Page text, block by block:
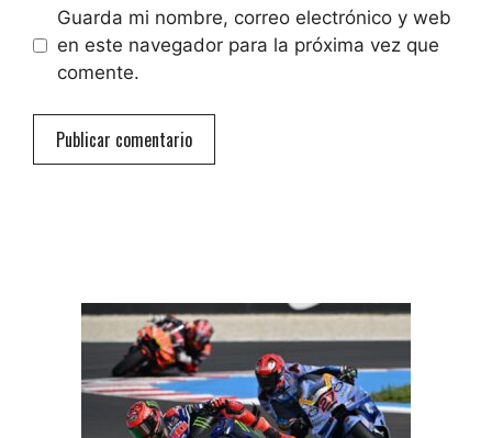
Guarda mi nombre, correo electrónico y web
en este navegador para la próxima vez que
comente.